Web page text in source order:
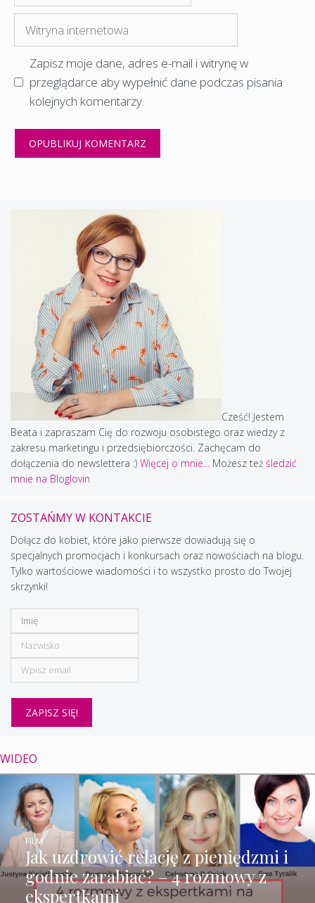
mail
internetowa
Zapisz moje dane, adres e-mail i witrynę w
przeglądarce aby wypełnić dane podczas pisania
kolejnych komentarzy.
Cześć! Jestem
Beata i zapraszam Cię do rozwoju osobistego oraz wiedzy z
zakresu marketingu i przedsiębiorczości. Zachęcam do
dołączenia do newslettera :) Więcej o mnie... Możesz też śledzić
mnie na Bloglovin
ZOSTAŃMY W KONTAKCIE
Dołącz do kobiet, które jako pierwsze dowiadują się o
specjalnych promocjach i konkursach oraz nowościach na blogu.
Tylko wartościowe wiadomości i to wszystko prosto do Twojej
skrzynki!
WIDEO
Jak uzdrowić relację z pieniędzmi i
godnie zarabiać? – 4 rozmowy z
ekspertkami
FILM